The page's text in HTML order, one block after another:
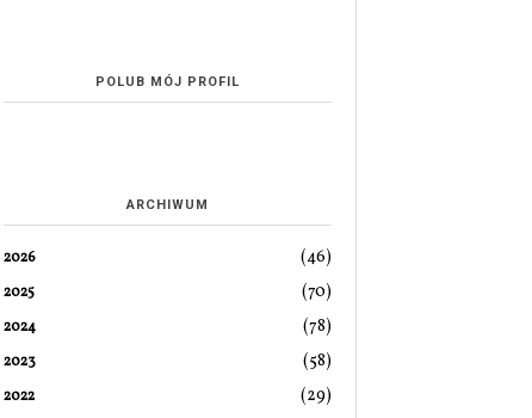
POLUB MÓJ PROFIL
ARCHIWUM
2026 (46)
2025 (70)
2024 (78)
2023 (58)
2022 (29)